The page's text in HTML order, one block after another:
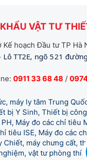
VẬT TƯ
Kế hoạch Đầu tư TP
Lô TT2E, ngõ 521
0911 33 68 48 /
máy ly tâm Trung
bị Y Sinh, Thiết bị
Máy đo các chỉ tiêu
tiêu ISE, Máy đo các
Chiết, máy chưng cất,
vật tư phòng thí